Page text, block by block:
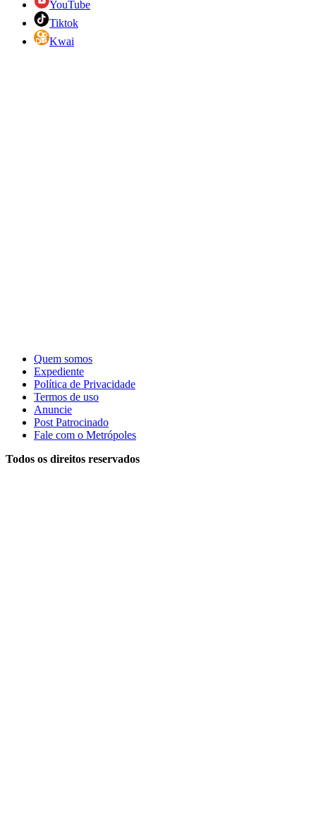
YouTube
Tiktok
Kwai
Quem somos
Expediente
Política de Privacidade
Termos de uso
Anuncie
Post Patrocinado
Fale com o Metrópoles
Todos os direitos reservados